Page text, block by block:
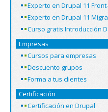
Experto en Drupal 11
Experto en Drupal 11
Curso gratis Introducción
Empresas
Cursos para empresas
Descuento grupos
Forma a tus clientes
Certificación
Certificación en Drupal